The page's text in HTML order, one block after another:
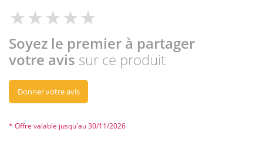
Soyez le premier à partager
votre avis sur ce produit
Donner votre avis
* Offre valable jusqu'au 30/11/2026